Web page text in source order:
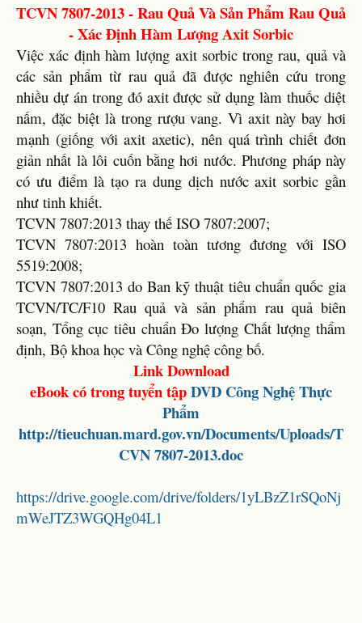
TCVN 7807-2013 - Rau Quả Và Sản Phẩm Rau Quả
- Xác Định Hàm Lượng Axit Sorbic
Việc xác định hàm lượng axit sorbic trong rau, quả và
các sản phẩm từ rau quả đã được nghiên cứu trong
nhiều dự án trong đó axit được sử dụng làm thuốc diệt
nấm, đặc biệt là trong rượu vang. Vì axit này bay hơi
mạnh (giống với axit axetic), nên quá trình chiết đơn
giản nhất là lôi cuốn bằng hơi nước. Phương pháp này
có ưu điểm là tạo ra dung dịch nước axit sorbic gần
như tinh khiết.
TCVN 7807:2013 thay thế ISO 7807:2007;
TCVN 7807:2013 hoàn toàn tương đương với ISO
5519:2008;
TCVN 7807:2013 do Ban kỹ thuật tiêu chuẩn quốc gia
TCVN/TC/F10 Rau quả và sản phẩm rau quả biên
soạn, Tổng cục tiêu chuẩn Đo lượng Chất lượng thẩm
định, Bộ khoa học và Công nghệ công bố.
Link Download
eBook có trong tuyển tậpDVD Công Nghệ Thực
Phẩm
http://tieuchuan.mard.gov.vn/Documents/Uploads/T
CVN 7807-2013.doc
https://drive.google.com/drive/folders/1yLBzZ1rSQoNj
mWeJTZ3WGQHg04L1